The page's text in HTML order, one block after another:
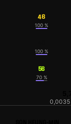
46
100 %
100 %
56
70 %
0,0035